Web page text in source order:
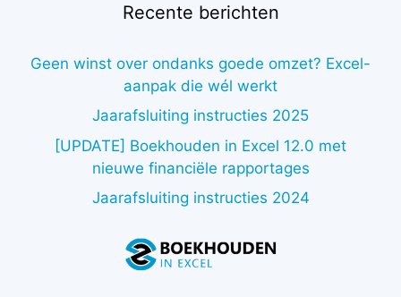
Recente berichten
Geen winst over ondanks goede omzet? Excel-
aanpak die wél werkt
Jaarafsluiting instructies 2025
[UPDATE] Boekhouden in Excel 12.0 met
nieuwe financiële rapportages
Jaarafsluiting instructies 2024